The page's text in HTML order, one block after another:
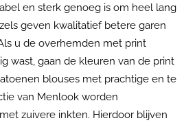
en sterk genoeg is om heel lang
geven kwalitatief betere garen
u de overhemden met print
wast, gaan de kleuren van de print
blouses met prachtige en te
van Menlook worden
met zuivere inkten. Hierdoor blijven